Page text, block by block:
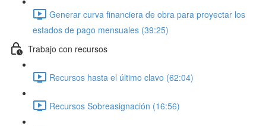
Generar curva financiera de obra para proyectar los
estados de pago mensuales (39:25)
Trabajo con recursos
Recursos hasta el último clavo (62:04)
Recursos Sobreasignación (16:56)